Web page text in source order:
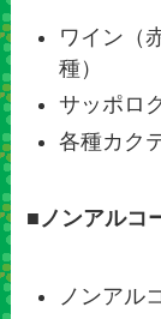
ワイン（
種）
サッポロ
各種カク
■ノンアルコ
ノンアル